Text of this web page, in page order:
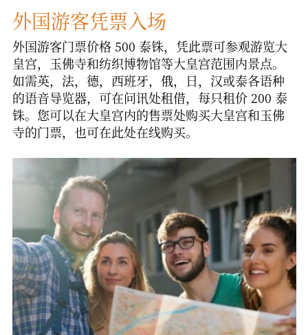
外国游客凭票入场
外国游客门票价格 500 泰铢，凭此票可参观游览大
皇宫，玉佛寺和纺织博物馆等大皇宫范围内景点。
如需英，法，德，西班牙，俄，日，汉或泰各语种
的语音导览器，可在问讯处租借，每只租价 200 泰
铢。您可以在大皇宫内的售票处购买大皇宫和玉佛
寺的门票，也可在此处在线购买。